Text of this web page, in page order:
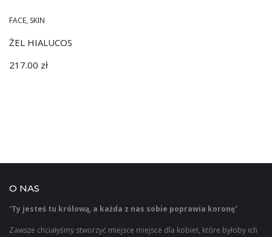
FACE, SKIN
ŻEL HIALUCOS
217.00 zł
O NAS
“Ty jesteś tu królową, a każda z nas sobie poprawia koronę”
Zawsze chciałyśmy stworzyć miejsce miejsce dla kobiet, które byłoby ich